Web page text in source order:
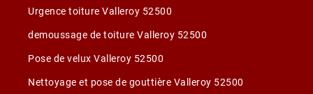
Urgence toiture Valleroy 52500
demoussage de toiture Valleroy 52500
Pose de velux Valleroy 52500
Nettoyage et pose de gouttière Valleroy 52500